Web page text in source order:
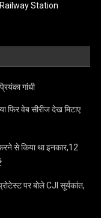
Station
गांधी
फिर वेब सीरीज देख मिटाए
से किया था इनकार,12
पर बोले CJI सूर्यकांत,